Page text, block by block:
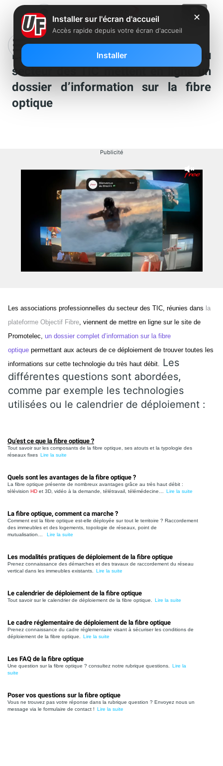
Les associations professionnelles du
secteur des TIC mettent en ligne un
dossier d’information sur la fibre
optique
Publicité
Les associations professionnelles du secteur des TIC, réunies dans la
plateforme Objectif Fibre , viennent de mettre en ligne sur le site de
Promotelec, un dossier complet d’information sur la fibre
optique permettant aux acteurs de ce déploiement de trouver toutes les
informations sur cette technologie du très haut débit.
Les
différentes questions sont abordées,
comme par exemple les technologies
utilisées ou le calendrier de déploiement :
Qu’est ce que la fibre optique ?
Tout savoir sur les composants de la fibre optique, ses atouts et la typologie des
réseaux fixes Lire la suite
Quels sont les avantages de la fibre optique ?
La fibre optique présente de nombreux avantages grâce au très haut débit :
télévision HD et 3D, vidéo à la demande, télétravail, télémédecine… Lire la suite
La fibre optique, comment ca marche ?
Comment est la fibre optique est-elle déployée sur tout le territoire ? Raccordement
des immeubles et des logements, topologie de réseaux, point de
mutualisation…
Lire la suite
Les modalités pratiques de déploiement de la fibre optique
Prenez connaissance des démarches et des travaux de raccordement du réseau
vertical dans les immeubles existants.
Lire la suite
Le calendrier de déploiement de la fibre optique
Tout savoir sur le calendrier de déploiement de la fibre optique. Lire la suite
Le cadre réglementaire de déploiement de la fibre optique
Prenez connaissance du cadre réglementaire visant à sécuriser les conditions de
déploiement de la fibre optique.
Lire la suite
Les FAQ de la fibre optique
Une question sur la fibre optique ? consultez notre rubrique questions.
Lire la
suite
Poser vos questions sur la fibre optique
Vous ne trouvez pas votre réponse dans la rubrique question ? Envoyez nous un
message via le formulaire de contact ! Lire la suite
✕
Installer sur l'écran d'accueil
Accès rapide depuis votre écran d'accueil
Installer